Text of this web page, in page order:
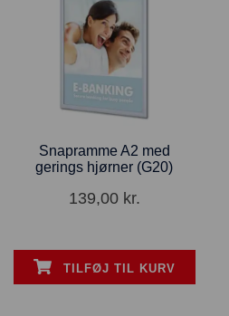
Snapramme A2 med
gerings hjørner (G20)
139,00 kr.
TILFØJ TIL KURV